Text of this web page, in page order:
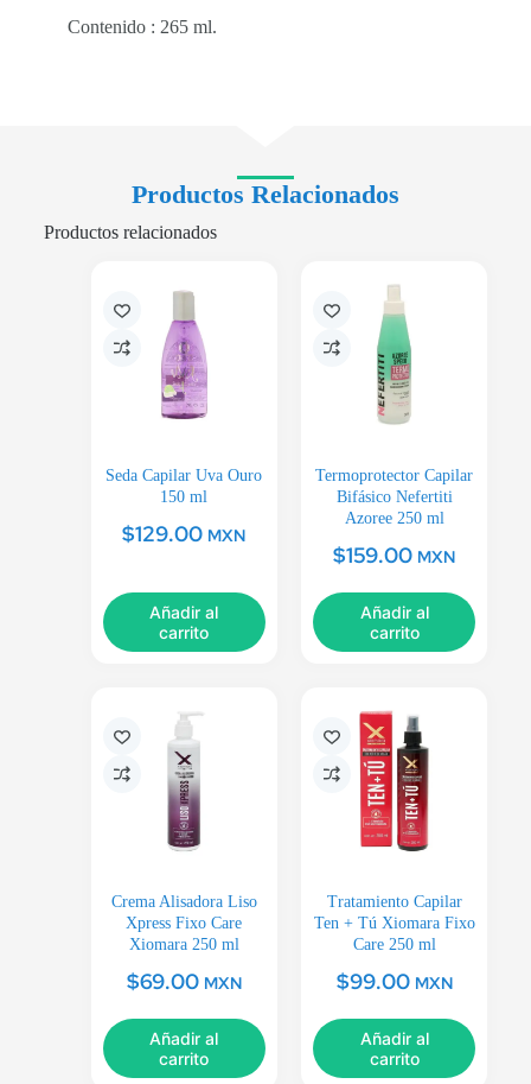
Contenido : 265 ml.
Productos Relacionados
Productos relacionados
Seda Capilar Uva Ouro
150 ml
$129.00 MXN
Añadir al
carrito
Termoprotector Capilar
Bifásico Nefertiti
Azoree 250 ml
$159.00 MXN
Añadir al
carrito
Crema Alisadora Liso
Xpress Fixo Care
Xiomara 250 ml
$69.00 MXN
Añadir al
carrito
Tratamiento Capilar
Ten + Tú Xiomara Fixo
Care 250 ml
$99.00 MXN
Añadir al
carrito